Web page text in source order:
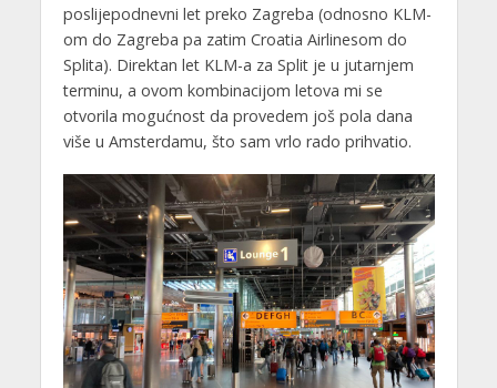
poslijepodnevni let preko Zagreba (odnosno KLM-
om do Zagreba pa zatim Croatia Airlinesom do
Splita). Direktan let KLM-a za Split je u jutarnjem
terminu, a ovom kombinacijom letova mi se
otvorila mogućnost da provedem još pola dana
više u Amsterdamu, što sam vrlo rado prihvatio.